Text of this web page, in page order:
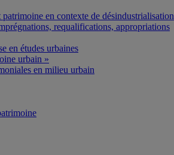
en contexte de désindustrialisation
requalifications, appropriations
en études urbaines
urbain »
en milieu urbain